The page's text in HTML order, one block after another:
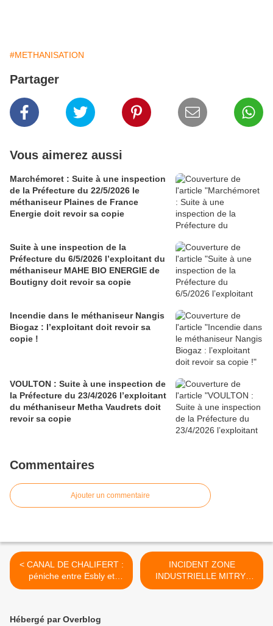
#METHANISATION
Partager
Vous aimerez aussi
Marchémoret : Suite à une inspection
de la Préfecture du 22/5/2026 le
méthaniseur Plaines de France
Energie doit revoir sa copie
Suite à une inspection de la
Préfecture du 6/5/2026 l’exploitant du
méthaniseur MAHE BIO ENERGIE de
Boutigny doit revoir sa copie
Incendie dans le méthaniseur Nangis
Biogaz : l’exploitant doit revoir sa
copie !
VOULTON : Suite à une inspection de
la Préfecture du 23/4/2026 l’exploitant
du méthaniseur Metha Vaudrets doit
revoir sa copie
Commentaires
Ajouter un commentaire
< CANAL DE CHALIFERT :
péniche entre Esbly et
Condé Ste Libiaire
INCIDENT ZONE
INDUSTRIELLE MITRY-
MORY >
Hébergé par Overblog